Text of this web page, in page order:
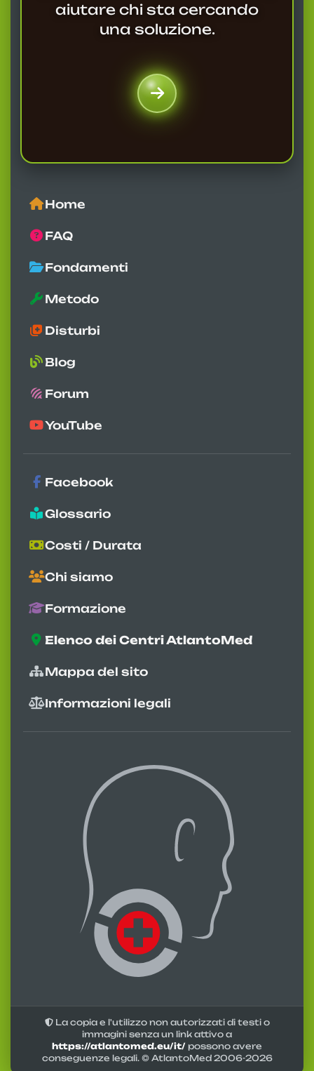
aiutare chi sta cercando
una soluzione.
Home
FAQ
Fondamenti
Metodo
Disturbi
Blog
Forum
YouTube
Facebook
Glossario
Costi / Durata
Chi siamo
Formazione
Elenco dei Centri AtlantoMed
Mappa del sito
Informazioni legali
La copia e l'utilizzo non autorizzati di testi o
immagini senza un link attivo a
https://atlantomed.eu/it/ possono avere
conseguenze legali. © AtlantoMed 2006-2026